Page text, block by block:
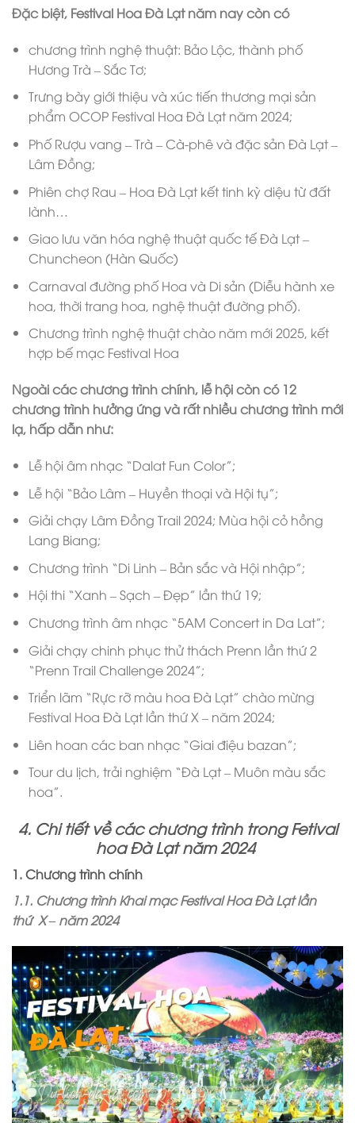
Đặc biệt, Festival Hoa Đà Lạt năm nay còn có
chương trình nghệ thuật: Bảo Lộc, thành phố
Hương Trà – Sắc Tơ;
Trưng bày giới thiệu và xúc tiến thương mại sản
phẩm OCOP Festival Hoa Đà Lạt năm 2024;
Phố Rượu vang – Trà – Cà-phê và đặc sản Đà Lạt –
Lâm Đồng;
Phiên chợ Rau – Hoa Đà Lạt kết tinh kỳ diệu từ đất
lành…
Giao lưu văn hóa nghệ thuật quốc tế Đà Lạt –
Chuncheon (Hàn Quốc)
Carnaval đường phố Hoa và Di sản (Diễu hành xe
hoa, thời trang hoa, nghệ thuật đường phố).
Chương trình nghệ thuật chào năm mới 2025, kết
hợp bế mạc Festival Hoa
Ngoài các chương trình chính, lễ hội còn có 12
chương trình hưởng ứng và rất nhiều chương trình mới
lạ, hấp dẫn như:
Lễ hội âm nhạc “Dalat Fun Color”;
Lễ hội “Bảo Lâm – Huyền thoại và Hội tụ”;
Giải chạy Lâm Đồng Trail 2024; Mùa hội cỏ hồng
Lang Biang;
Chương trình “Di Linh – Bản sắc và Hội nhập”;
Hội thi “Xanh – Sạch – Đẹp” lần thứ 19;
Chương trình âm nhạc “5AM Concert in Da Lat”;
Giải chạy chinh phục thử thách Prenn lần thứ 2
“Prenn Trail Challenge 2024”;
Triển lãm “Rực rỡ màu hoa Đà Lạt” chào mừng
Festival Hoa Đà Lạt lần thứ X – năm 2024;
Liên hoan các ban nhạc “Giai điệu bazan”;
Tour du lịch, trải nghiệm “Đà Lạt – Muôn màu sắc
hoa”.
4. Chi tiết về các chương trình trong Fetival
hoa Đà Lạt năm 2024
1. Chương trình chính
1.1. Chương trình Khai mạc Festival Hoa Đà Lạt lần
thứ X – năm 2024